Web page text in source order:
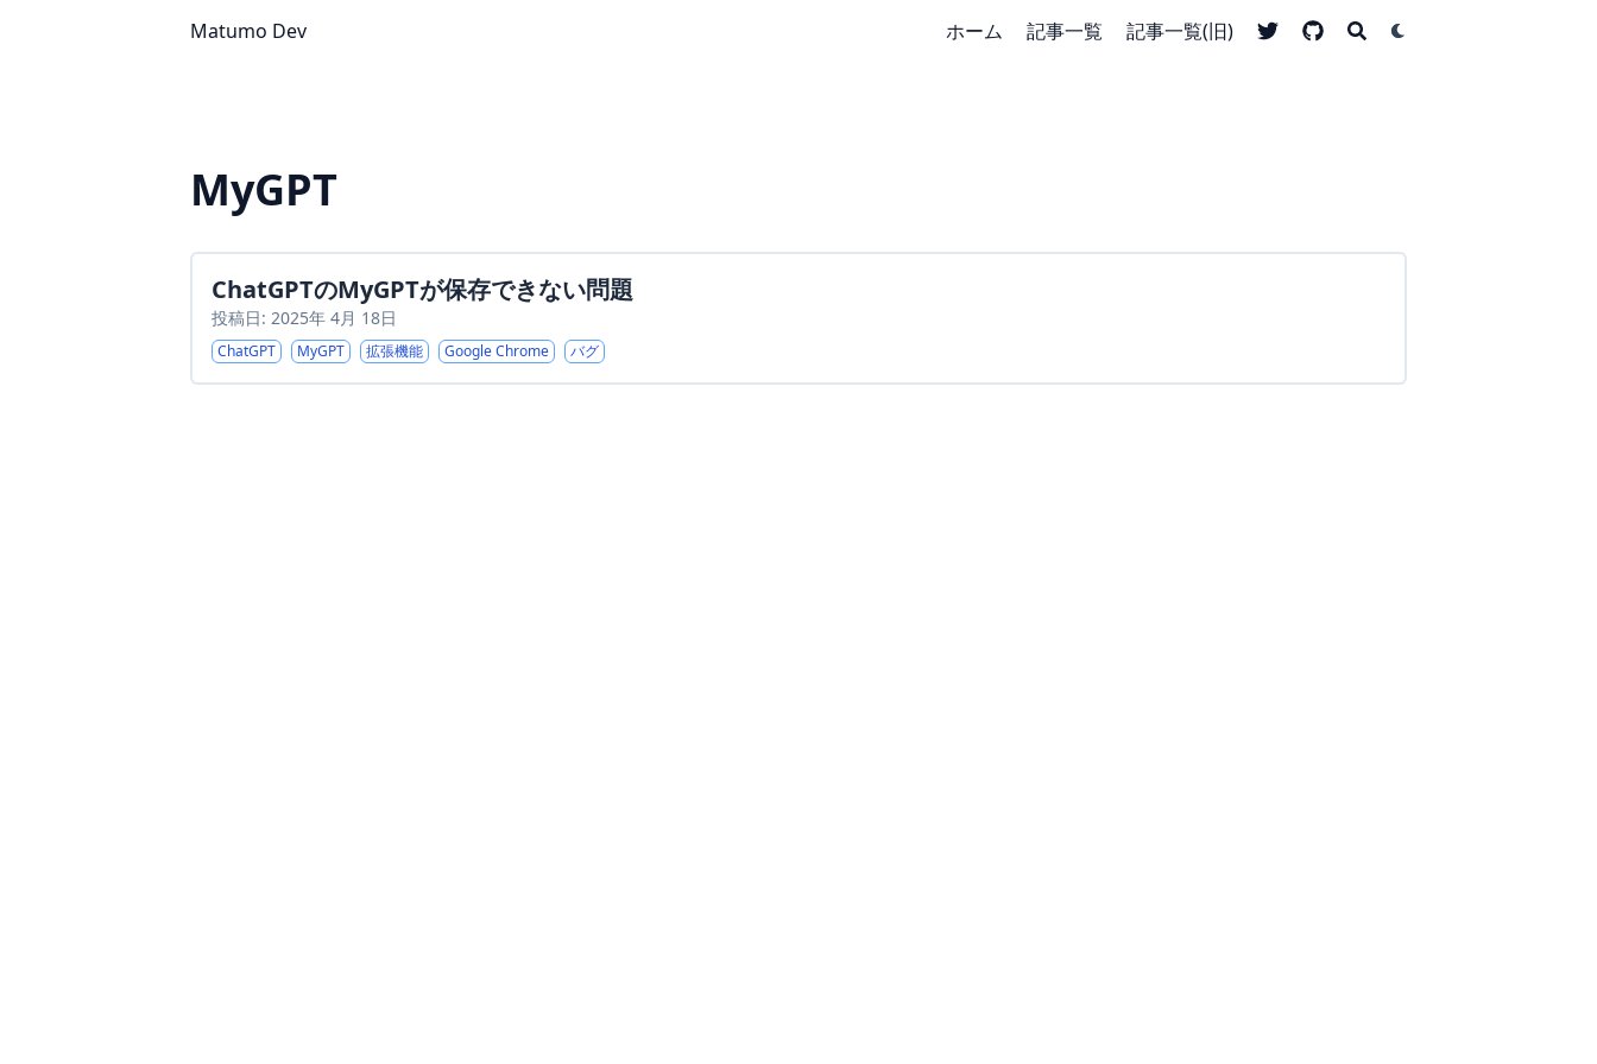
Matumo Dev ホーム 記事一覧 記事一覧(旧)
MyGPT
ChatGPTのMyGPTが保存できない問題
投稿日: 2025年 4月 18日
ChatGPT MyGPT 拡張機能 Google Chrome バグ